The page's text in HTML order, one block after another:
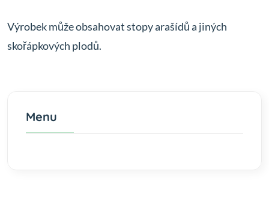
Výrobek může obsahovat stopy arašídů a jiných
skořápkových plodů.
Menu